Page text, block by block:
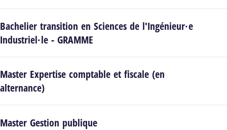
Bachelier transition en Sciences de l'Ingénieur·e
Industriel·le - GRAMME
Master Expertise comptable et fiscale (en
alternance)
Master Gestion publique